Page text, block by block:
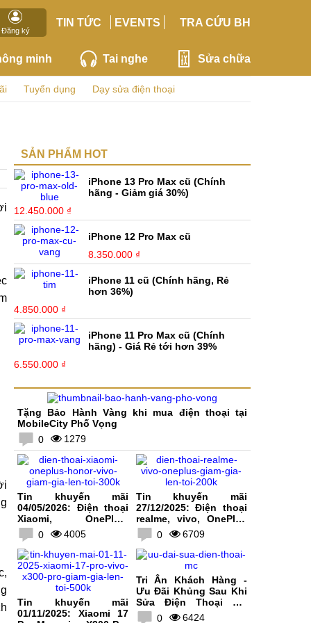
Đăng ký
TIN TỨC EVENTS TRA CỨU BH
minh Tai nghe Sửa chữa
Tuyển dụng Dạy sửa điện thoại
SẢN PHẨM HOT
iPhone 13 Pro Max cũ (Chính
hãng - Giảm giá 30%)
12.450.000 ₫
iPhone 12 Pro Max cũ
8.350.000 ₫
iPhone 11 cũ (Chính hãng, Rẻ
hơn 36%)
4.850.000 ₫
iPhone 11 Pro Max cũ (Chính
hãng) - Giá Rẻ tới hơn 39%
6.550.000 ₫
Tặng Bảo Hành Vàng khi mua điện thoại tại
MobileCity Phố Vọng
0
1279
Tin khuyến mãi
04/05/2026: Điện thoại
Xiaomi, OnePlus,
HONOR, vivo giảm giá
lên tới 300K
0 4005
Tin khuyến mãi
27/12/2025: Điện thoại
realme, vivo, OnePlus
giảm giá lên tới 200K
0 6709
Tin khuyến mãi
01/11/2025: Xiaomi 17
Tri Ân Khách Hàng -
Ưu Đãi Khủng Sau Khi
Sửa Điện Thoại Tại
MobileCity
0 6424